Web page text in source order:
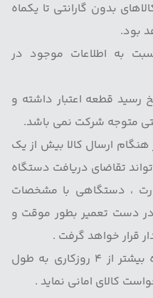
بدون گارانتی تا یکماه
بود.
به اطلاعات موجود در
از تاریخ رسید قطعه اعتبار داشته و
متوجه شرکت نمی باشد.
هنگام ارسال کالا بیش از یک
تقاضای دریافت دستگاه
، دستگاهی با مشخصات
دست تعمیر بطور موقت و
قرار خواهد گرفت .
در صورتی که تعمیر دستگاه بیشتر از ۴ روزکاری به طول
کالای امانی نماید .